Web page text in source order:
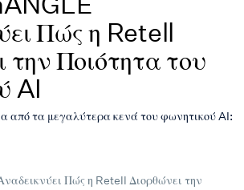
Πώς η Retell
την Ποιότητα του
AI
από τα μεγαλύτερα κενά του φωνητικού AI: